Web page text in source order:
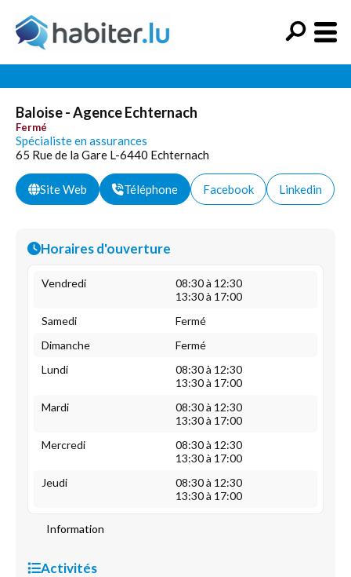
Baloise - Agence Echternach
Fermé
Spécialiste en assurances
65 Rue de la Gare L-6440 Echternach
Site Web Téléphone Facebook Linkedin
Horaires d'ouverture
Vendredi
08:30 à 12:30
13:30 à 17:00
Samedi
Fermé
Dimanche
Fermé
Lundi
08:30 à 12:30
13:30 à 17:00
Mardi
08:30 à 12:30
13:30 à 17:00
Mercredi
08:30 à 12:30
13:30 à 17:00
Jeudi
08:30 à 12:30
13:30 à 17:00
Information
Activités